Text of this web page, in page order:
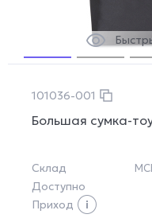
101036-001
Большая сумка-
Склад
Доступно
Приход